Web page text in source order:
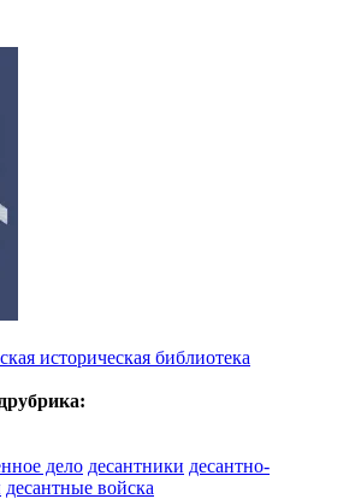
историческая библиотека
дело десантники десантно-
десантные войска